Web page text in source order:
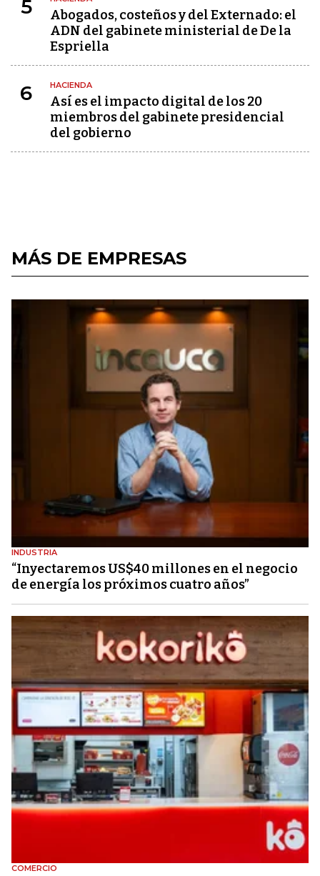
5
Abogados, costeños y del Externado: el
ADN del gabinete ministerial de De la
Espriella
6 HACIENDA
Así es el impacto digital de los 20
miembros del gabinete presidencial
del gobierno
MÁS DE EMPRESAS
INDUSTRIA
“Inyectaremos US$40 millones en el negocio
de energía los próximos cuatro años”
COMERCIO